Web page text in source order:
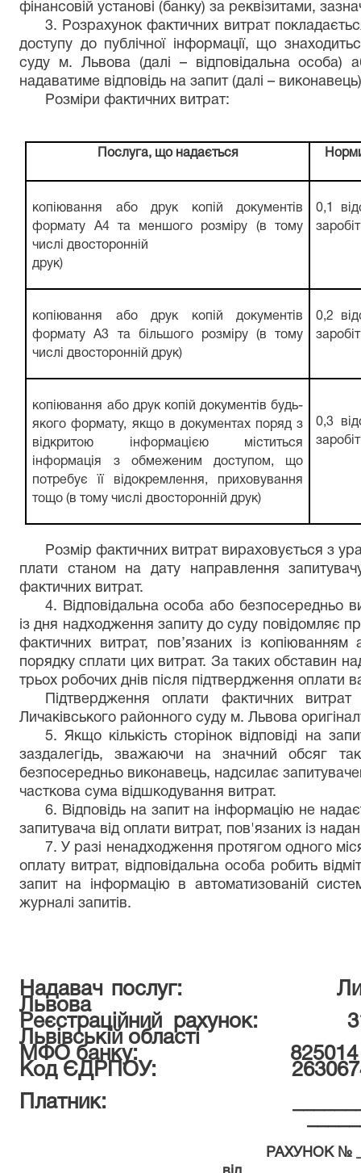
фінансовій установі (банку) за реквізитами,
3. Розрахунок фактичних витрат
доступу до публічної інформації, що
суду м. Львова (далі – відповідальна особа)
надаватиме відповідь на запит (далі –
Розміри фактичних витрат:
Послуга, що надається
копіювання або друк копій документів
формату А4 та меншого розміру (в тому
числі двосторонній
друк)
0,1
копіювання або друк копій документів
формату А3 та більшого розміру (в тому
числі двосторонній друк)
0,2
копіювання або друк копій документів будь-
якого формату, якщо в документах поряд з
відкритою інформацією міститься
інформація з обмеженим доступом, що
потребує її відокремлення, приховування
тощо (в тому числі двосторонній друк)
0,3
Розмір фактичних витрат вираховується з
плати станом на дату направлення
фактичних витрат.
4. Відповідальна особа або безпосередньо
із дня надходження запиту до суду повідомляє
фактичних витрат, пов’язаних із копіюванням
порядку сплати цих витрат. За таких обставин
трьох робочих днів після підтвердження оплати
Підтвердження оплати фактичних
Личаківського районного суду м. Львова
5. Якщо кількість сторінок відповіді на
заздалегідь, зважаючи на значний обсяг
безпосередньо виконавець, надсилає
часткова сума відшкодування витрат.
6. Відповідь на запит на інформацію не
запитувача від оплати витрат, пов'язаних із
7. У разі ненадходження протягом одного
оплату витрат, відповідальна особа робить
запит на інформацію в автоматизованій
журналі запитів.
Надавач послуг:
Львова
Реєстраційний рахунок:
Львівській області
МФО банку: 825014
Код ЄДРПОУ:
Платник:
РАХУНОК №